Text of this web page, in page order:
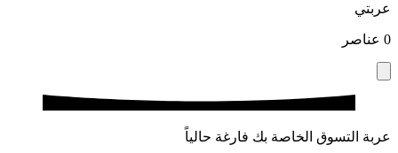
عربتي
0 عناصر
عربة التسوق الخاصة بك فارغة حالياً